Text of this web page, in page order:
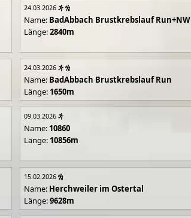
24.03.2026
Name: BadAbbach Brustkrebslauf Run+NW
Länge:2840m
24.03.2026
Name: BadAbbach Brustkrebslauf Run
Länge: 1650m
09.03.2026
Name: 10860
Länge: 10856m
15.02.2026
Name: Herchweiler im Ostertal
Länge:9628m